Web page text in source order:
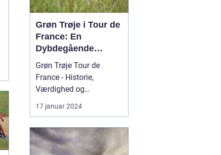
Grøn Trøje i Tour de
France: En
Dybdegående
Gennemgang
Grøn Trøje Tour de
France - Historie,
Værdighed og
Signifikans Introduktion
til Grøn Trøje Tour de
de France er symbolsk
og højtrangeret. Den
17 januar 2024